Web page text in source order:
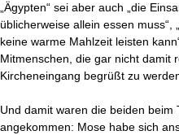
„Ägypten“ sei aber auch „die
üblicherweise allein essen
keine warme Mahlzeit leisten
Mitmenschen, die gar nicht damit
Kircheneingang begrüßt zu
Und damit waren die beiden beim
angekommen: Mose habe sich